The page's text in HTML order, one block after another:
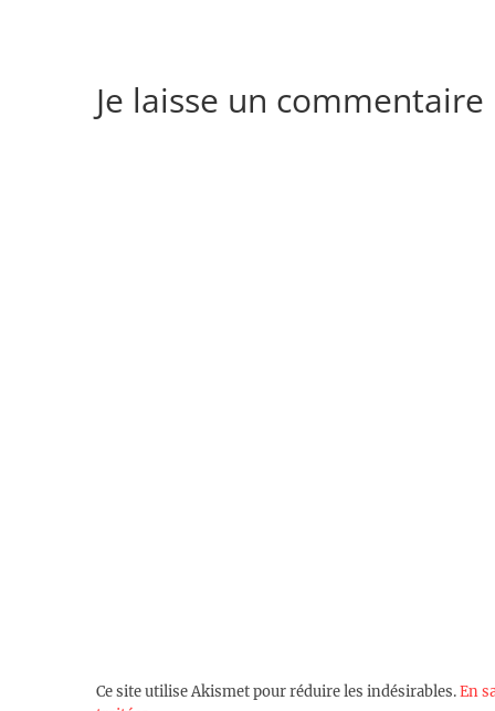
Je laisse un commentaire
Ce site utilise Akismet pour réduire les indésirables.En